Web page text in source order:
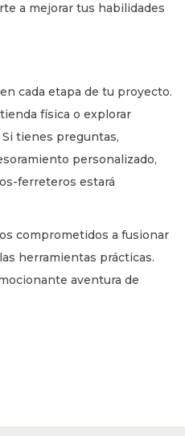
a mejorar tus habilidades
cada etapa de tu proyecto.
física o explorar
tienes preguntas,
personalizado,
ferreteros estará
comprometidos a fusionar
herramientas prácticas.
aventura de